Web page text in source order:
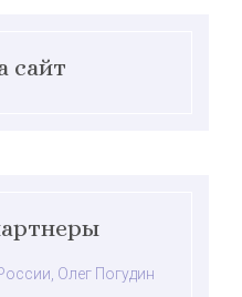
сайт
Олег Погудин